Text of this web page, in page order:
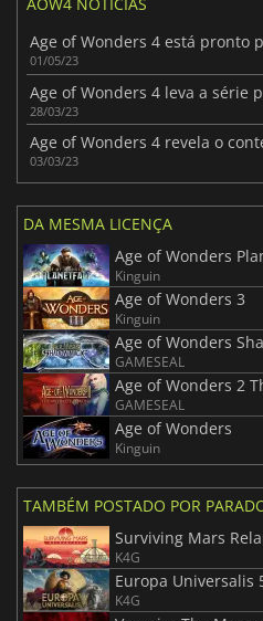
AOW4 NOTÍCIAS
Age of Wonders 4 está pronto
01/05/23
Age of Wonders 4 leva a série
28/03/23
03/03/23
DA MESMA LICENÇA
Age of Wonders
Kinguin
Age of Wonders 3
Kinguin
Age of Wonders
GAMESEAL
Age of Wonders 2
GAMESEAL
Age of Wonders
Kinguin
TAMBÉM POSTADO POR
Surviving Mars
K4G
Europa Universalis
K4G